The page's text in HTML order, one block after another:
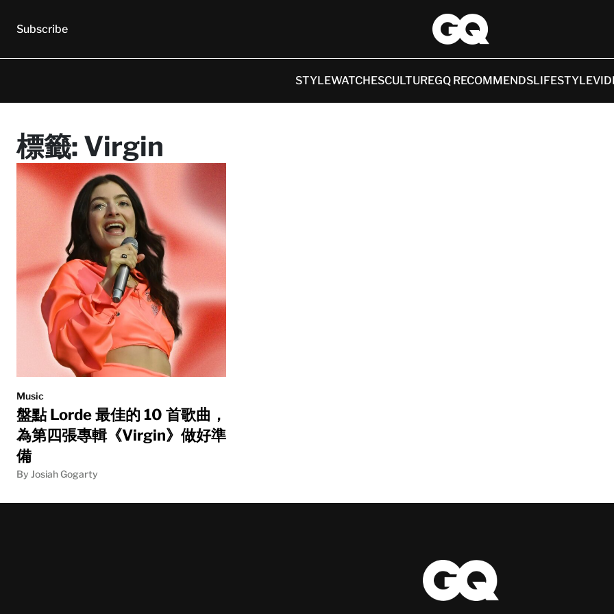
Subscribe
STYLEWATCHESCULTUREGQ RECOMMENDSLIFESTYLE
標籤: Virgin
Music
盤點 Lorde 最佳的 10 首歌曲，
為第四張專輯《Virgin》做好準
備
By Josiah Gogarty